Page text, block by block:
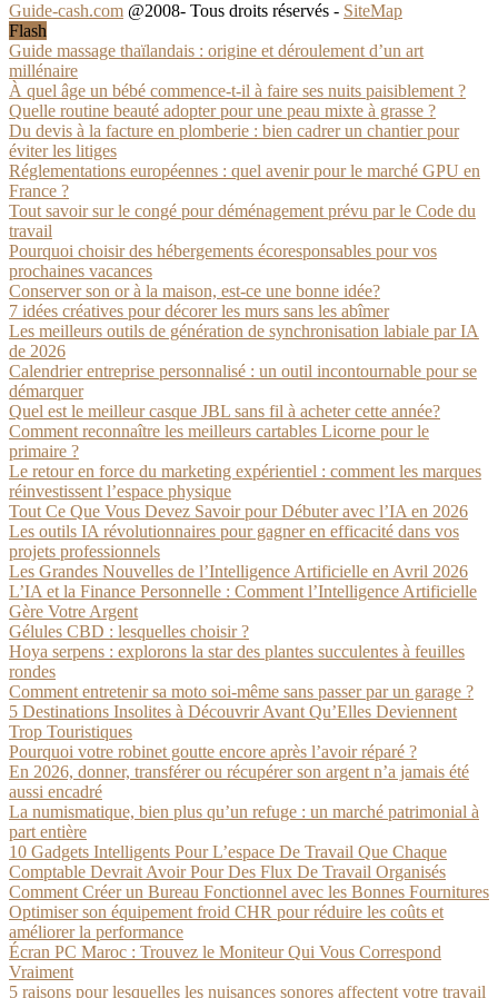
Guide-cash.com @2008- Tous droits réservés - SiteMap
Flash
Guide massage thaïlandais : origine et déroulement d’un art
millénaire
À quel âge un bébé commence-t-il à faire ses nuits paisiblement ?
Quelle routine beauté adopter pour une peau mixte à grasse ?
Du devis à la facture en plomberie : bien cadrer un chantier pour
éviter les litiges
Réglementations européennes : quel avenir pour le marché GPU en
France ?
Tout savoir sur le congé pour déménagement prévu par le Code du
travail
Pourquoi choisir des hébergements écoresponsables pour vos
prochaines vacances
Conserver son or à la maison, est-ce une bonne idée?
7 idées créatives pour décorer les murs sans les abîmer
Les meilleurs outils de génération de synchronisation labiale par IA
de 2026
Calendrier entreprise personnalisé : un outil incontournable pour se
démarquer
Quel est le meilleur casque JBL sans fil à acheter cette année?
Comment reconnaître les meilleurs cartables Licorne pour le
primaire ?
Le retour en force du marketing expérientiel : comment les marques
réinvestissent l’espace physique
Tout Ce Que Vous Devez Savoir pour Débuter avec l’IA en 2026
Les outils IA révolutionnaires pour gagner en efficacité dans vos
projets professionnels
Les Grandes Nouvelles de l’Intelligence Artificielle en Avril 2026
L’IA et la Finance Personnelle : Comment l’Intelligence Artificielle
Gère Votre Argent
Gélules CBD : lesquelles choisir ?
Hoya serpens : explorons la star des plantes succulentes à feuilles
rondes
Comment entretenir sa moto soi-même sans passer par un garage ?
5 Destinations Insolites à Découvrir Avant Qu’Elles Deviennent
Trop Touristiques
Pourquoi votre robinet goutte encore après l’avoir réparé ?
En 2026, donner, transférer ou récupérer son argent n’a jamais été
aussi encadré
La numismatique, bien plus qu’un refuge : un marché patrimonial à
part entière
10 Gadgets Intelligents Pour L’espace De Travail Que Chaque
Comptable Devrait Avoir Pour Des Flux De Travail Organisés
Comment Créer un Bureau Fonctionnel avec les Bonnes Fournitures
Optimiser son équipement froid CHR pour réduire les coûts et
améliorer la performance
Écran PC Maroc : Trouvez le Moniteur Qui Vous Correspond
Vraiment
5 raisons pour lesquelles les nuisances sonores affectent votre travail